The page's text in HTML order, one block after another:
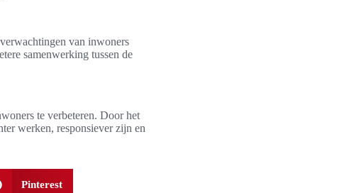
van inwoners
samenwerking tussen de
te verbeteren. Door het
werken, responsiever zijn en
Pinterest